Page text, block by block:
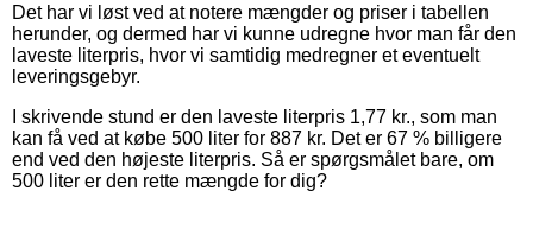
Det har vi løst ved at notere mængder og priser i tabellen
herunder, og dermed har vi kunne udregne hvor man får den
laveste literpris, hvor vi samtidig medregner et eventuelt
leveringsgebyr.
I skrivende stund er den laveste literpris 1,77 kr., som man
kan få ved at købe 500 liter for 887 kr. Det er 67 % billigere
end ved den højeste literpris. Så er spørgsmålet bare, om
500 liter er den rette mængde for dig?